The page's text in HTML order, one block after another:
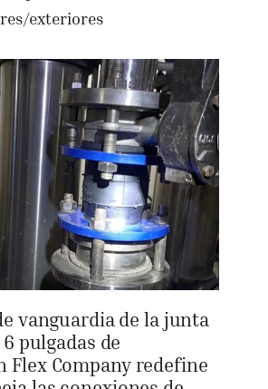
exteriores
vanguardia de la junta
pulgadas de
Flex Company redefine